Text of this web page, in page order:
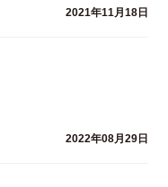
2021年11月18日
2022年08月29日